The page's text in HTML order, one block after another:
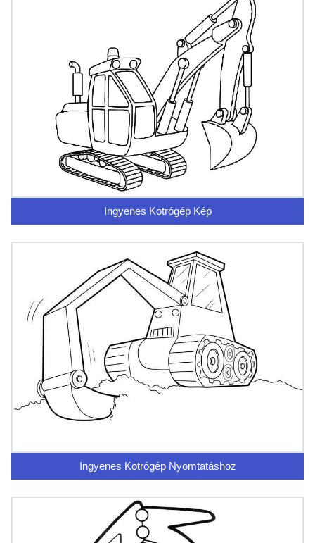
Ingyenes Kotrógép Kép
Ingyenes Kotrógép Nyomtatáshoz